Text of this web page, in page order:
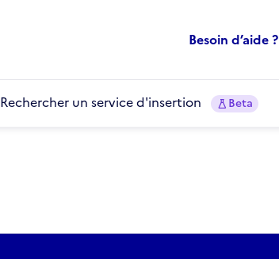
Besoin d’aide ?
Rechercher un service d'insertion Beta